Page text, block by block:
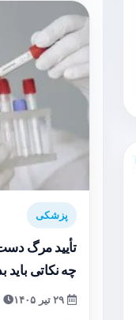
پزشکی
چه نکاتی باید